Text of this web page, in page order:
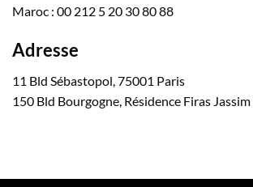
Maroc : 00 212 5 20 30 80 88
Adresse
11 Bld Sébastopol, 75001 Paris
150 Bld Bourgogne, Résidence Firas